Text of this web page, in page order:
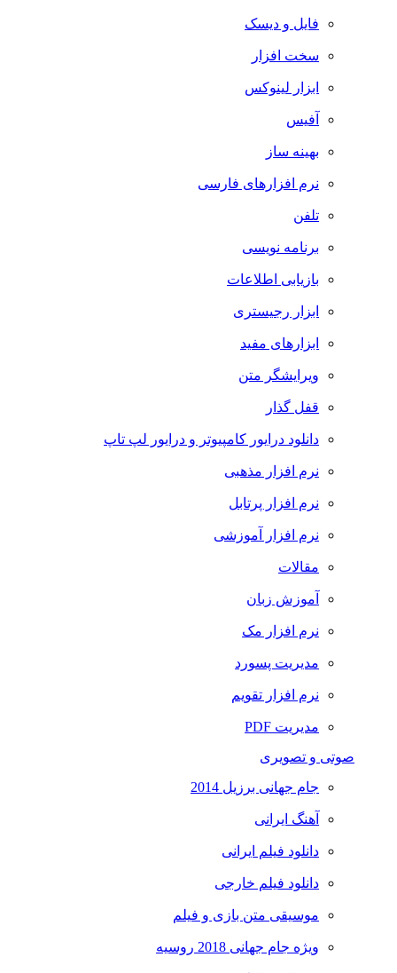
فایل و دیسک
سخت افزار
ابزار لینوکس
آفیس
بهینه ساز
نرم افزارهای فارسی
تلفن
برنامه نویسی
بازیابی اطلاعات
ابزار رجیستری
ابزارهای مفید
ویرایشگر متن
قفل گذار
دانلود درایور کامپیوتر و درایور لپ تاپ
نرم افزار مذهبی
نرم افزار پرتابل
نرم افزار آموزشی
مقالات
آموزش زبان
نرم افزار مک
مدیریت پسورد
نرم افزار تقویم
مدیریت PDF
صوتی و تصویری
جام جهانی برزیل 2014
آهنگ ایرانی
دانلود فیلم ایرانی
دانلود فیلم خارجی
موسیقی متن بازی و فیلم
ویژه جام جهانی 2018 روسیه